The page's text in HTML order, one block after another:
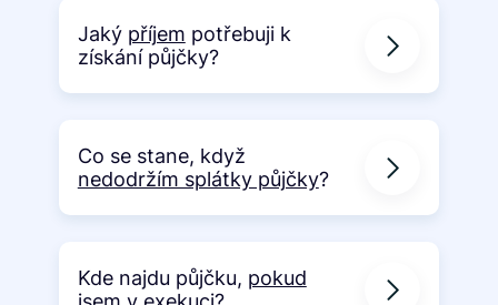
Jaký příjem potřebuji k
získání půjčky?
Co se stane, když
nedodržím splátky půjčky?
Kde najdu půjčku, pokud